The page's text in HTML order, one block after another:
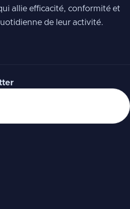
allie efficacité, conformité et
de leur activité.